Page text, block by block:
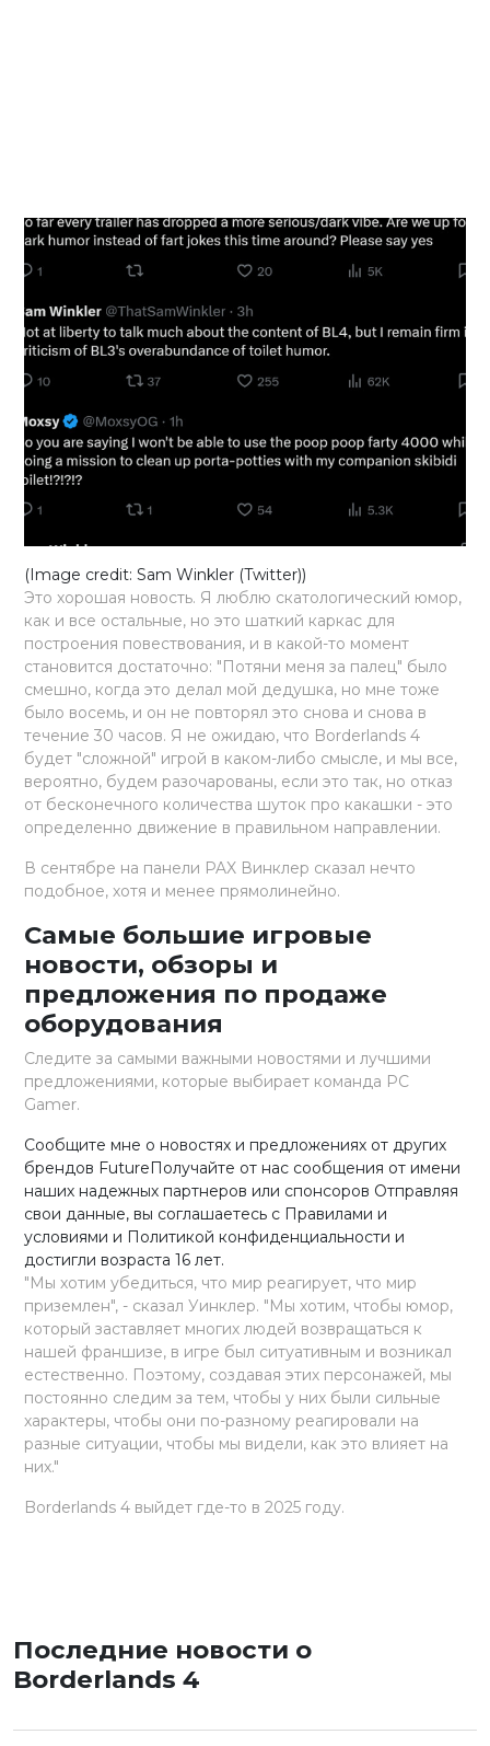
(Image credit: Sam Winkler (Twitter))
Это хорошая новость. Я люблю скатологический юмор,
как и все остальные, но это шаткий каркас для
построения повествования, и в какой-то момент
становится достаточно: "Потяни меня за палец" было
смешно, когда это делал мой дедушка, но мне тоже
было восемь, и он не повторял это снова и снова в
течение 30 часов. Я не ожидаю, что Borderlands 4
будет "сложной" игрой в каком-либо смысле, и мы все,
вероятно, будем разочарованы, если это так, но отказ
от бесконечного количества шуток про какашки - это
определенно движение в правильном направлении.
В сентябре на панели PAX Винклер сказал нечто
подобное, хотя и менее прямолинейно.
Самые большие игровые
новости, обзоры и
предложения по продаже
оборудования
Следите за самыми важными новостями и лучшими
предложениями, которые выбирает команда PC
Gamer.
Сообщите мне о новостях и предложениях от других
брендов FutureПолучайте от нас сообщения от имени
наших надежных партнеров или спонсоров Отправляя
свои данные, вы соглашаетесь с Правилами и
условиями и Политикой конфиденциальности и
достигли возраста 16 лет.
"Мы хотим убедиться, что мир реагирует, что мир
приземлен", - сказал Уинклер. "Мы хотим, чтобы юмор,
который заставляет многих людей возвращаться к
нашей франшизе, в игре был ситуативным и возникал
естественно. Поэтому, создавая этих персонажей, мы
постоянно следим за тем, чтобы у них были сильные
характеры, чтобы они по-разному реагировали на
разные ситуации, чтобы мы видели, как это влияет на
них."
Borderlands 4 выйдет где-то в 2025 году.
Последние новости о
Borderlands 4